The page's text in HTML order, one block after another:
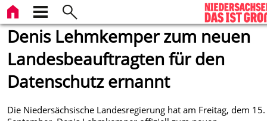
Denis Lehmkemper zum neuen
Landesbeauftragten für den
Datenschutz ernannt
Die Niedersächsische Landesregierung hat am Freitag, dem 15.